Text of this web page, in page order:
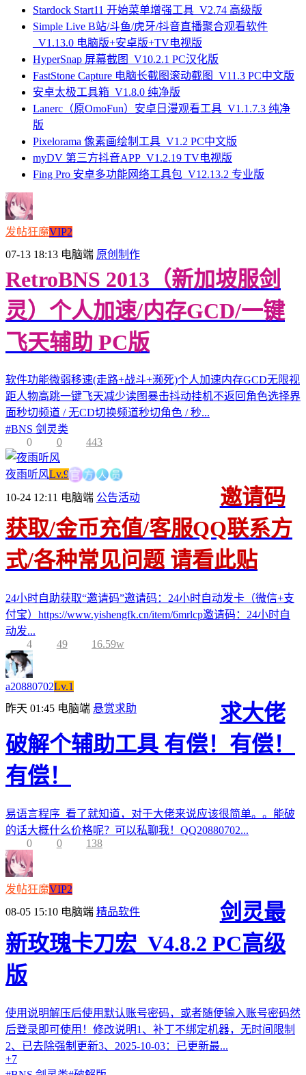
Stardock Start11 开始菜单增强工具_V2.74 高级版
Simple Live B站/斗鱼/虎牙/抖音直播聚合观看软件
_V1.13.0 电脑版+安卓版+TV电视版
HyperSnap 屏幕截图_V10.2.1 PC汉化版
FastStone Capture 电脑长截图滚动截图_V11.3 PC中文版
安卓太极工具箱_V1.8.0 纯净版
Lanerc（原OmoFun）安卓日漫观看工具_V1.1.7.3 纯净
版
Pixelorama 像素画绘制工具_V1.2 PC中文版
myDV 第三方抖音APP_V1.2.19 TV电视版
Fing Pro 安卓多功能网络工具包_V12.13.2 专业版
发帖狂魔VIP2
07-13 18:13 电脑端 原创制作
RetroBNS 2013（新加坡服剑
灵）个人加速/内存GCD/一键
飞天辅助 PC版
软件功能微弱移速(走路+战斗+濒死)个人加速内存GCD无限视
距人物高跳一键飞天减少读图暴击抖动挂机不返回角色选择界
面秒切频道 / 无CD切换频道秒切角色 / 秒...
#BNS 剑灵类
0
0 443
夜雨听风Lv.9官方人员
10-24 12:11 电脑端 公告活动
邀请码
获取/金币充值/客服QQ联系方
式/各种常见问题 请看此贴
24小时自助获取“邀请码”邀请码：24小时自动发卡（微信+支
付宝）https://www.yishengfk.cn/item/6mrlcp邀请码：24小时自
动发...
4
49 16.59w
a20880702Lv.1
昨天 01:45 电脑端 悬赏求助
求大佬
破解个辅助工具 有偿！有偿！
有偿！
易语言程序 看了就知道，对于大佬来说应该很简单。。能破
的话大概什么价格呢？可以私聊我！QQ20880702...
0
0 138
发帖狂魔VIP2
08-05 15:10 电脑端 精品软件
剑灵最
新玫瑰卡刀宏_V4.8.2 PC高级
版
使用说明解压后使用默认账号密码，或者随便输入账号密码然
后登录即可使用！修改说明1、补丁不绑定机器，无时间限制
2、已去除强制更新3、2025-10-03：已更新最...
+7